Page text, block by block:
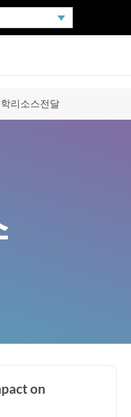
리소스전달
on